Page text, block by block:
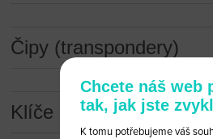
Čipy (transpondery)
Klíče a dálková
Chcete náš web
tak, jak jste
K tomu potřebujeme váš